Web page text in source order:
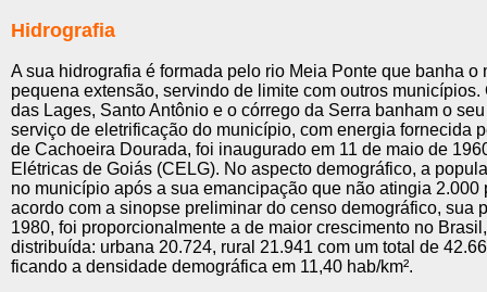
Hidrografia
A sua hidrografia é formada pelo rio Meia Ponte que banha o
pequena extensão, servindo de limite com outros municípios.
das Lages, Santo Antônio e o córrego da Serra banham o
serviço de eletrificação do município, com energia fornecida
de Cachoeira Dourada, foi inaugurado em 11 de maio de
Elétricas de Goiás (CELG). No aspecto demográfico, a
no município após a sua emancipação que não atingia 2.000
acordo com a sinopse preliminar do censo demográfico, sua
1980, foi proporcional­mente a de maior crescimento no
distribuída: urbana 20.724, rural 21.941 com um total de
ficando a densidade demográfica em 11,40 hab/km².